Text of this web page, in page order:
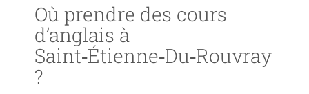
Où prendre des cours
d’anglais à
Saint‑Étienne‑Du‑Rouvray
?